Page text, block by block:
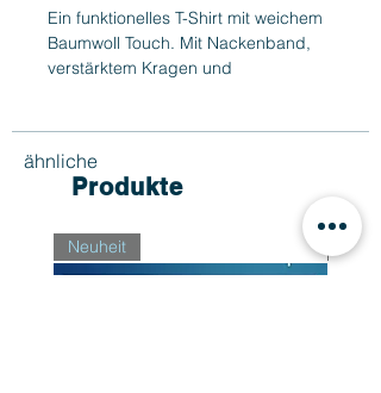
Ein funktionelles T-Shirt mit weichem
Baumwoll Touch. Mit Nackenband,
verstärktem Kragen und
Feeling.
ähnliche
Produkte
Neuheit